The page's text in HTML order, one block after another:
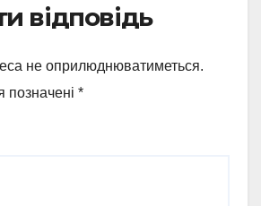
відповідь
не оприлюднюватиметься.
позначені *